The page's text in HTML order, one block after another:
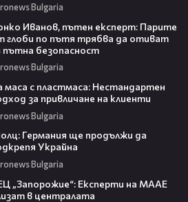
Bulgaria
Иванов, пътен експерт: Парите
глоби по пътя трябва да отиват
пътна безопасност
Bulgaria
маса с пластмаса: Нестандартен
за привличане на клиенти
Bulgaria
Германия ще продължи да
Украйна
Bulgaria
„Запорожие“: Експерти на МААЕ
в централата